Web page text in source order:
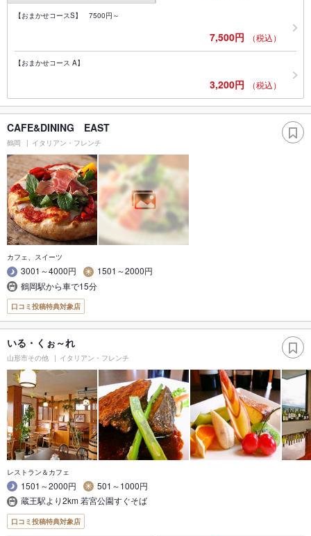
【おまかせコースS】 7500円～
7,500円 （税込）
【おまかせコース A】
3,200円 （税込）
CAFE&DINING EAST
鶴岡 イタリアン・フレンチ
カフェ、スイーツ
3001～4000円
1501～2000円
鶴岡駅から車で15分
口コミ投稿特典対象店
いる・くぉ～れ
山形市その他 イタリアン・フレンチ
レストラン＆カフェ
1501～2000円
501～1000円
蔵王駅より2km 若宮公園すぐそば
口コミ投稿特典対象店